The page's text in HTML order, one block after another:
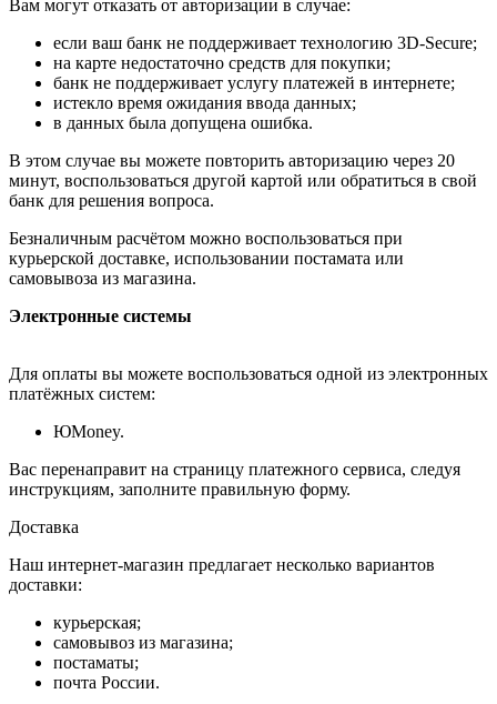
Вам могут отказать от авторизации в случае:
если ваш банк не поддерживает технологию 3D-Secure;
на карте недостаточно средств для покупки;
банк не поддерживает услугу платежей в интернете;
истекло время ожидания ввода данных;
в данных была допущена ошибка.
В этом случае вы можете повторить авторизацию через 20
минут, воспользоваться другой картой или обратиться в свой
банк для решения вопроса.
Безналичным расчётом можно воспользоваться при
курьерской доставке, использовании постамата или
самовывоза из магазина.
Электронные системы
Для оплаты вы можете воспользоваться одной из электронных
платёжных систем:
ЮMoney.
Вас перенаправит на страницу платежного сервиса, следуя
инструкциям, заполните правильную форму.
Доставка
Наш интернет-магазин предлагает несколько вариантов
доставки:
курьерская;
самовывоз из магазина;
постаматы;
почта России.